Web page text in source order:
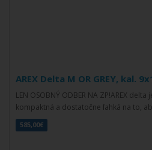
AREX Delta M OR GREY, kal.
LEN OSOBNÝ ODBER NA ZP!AREX
kompaktná a dostatočne ľahká na to,
585,00€